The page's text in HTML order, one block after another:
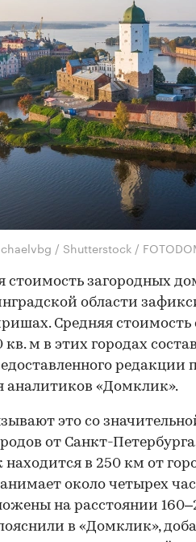
/ Shutterstock /
загородных
области
Средняя стоимость
м в этих городах
редакции
аналитиков «Домклик».
это со
от Санкт-
находится в 250 км от
около четырех
на расстоянии
в «Домклик»,